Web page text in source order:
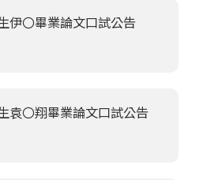
伊〇畢業論文口試公告
袁〇翔畢業論文口試公告